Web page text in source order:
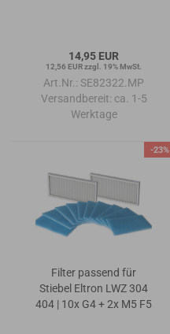
14,95 EUR
12,56 EUR zzgl. 19% MwSt.
Art.Nr.: SE82322.MP
Versandbereit: ca. 1-5
Werktage
-23%
Filter passend für
Stiebel Eltron LWZ 304
404 | 10x G4 + 2x M5 F5